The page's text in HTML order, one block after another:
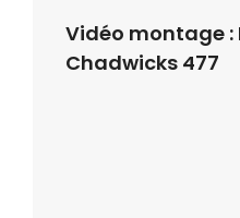
Vidéo montage :
Chadwicks 477